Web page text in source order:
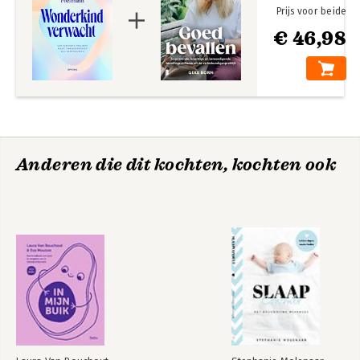
€ 46,98
Prijs voor beide
Anderen die dit kochten, kochten ook